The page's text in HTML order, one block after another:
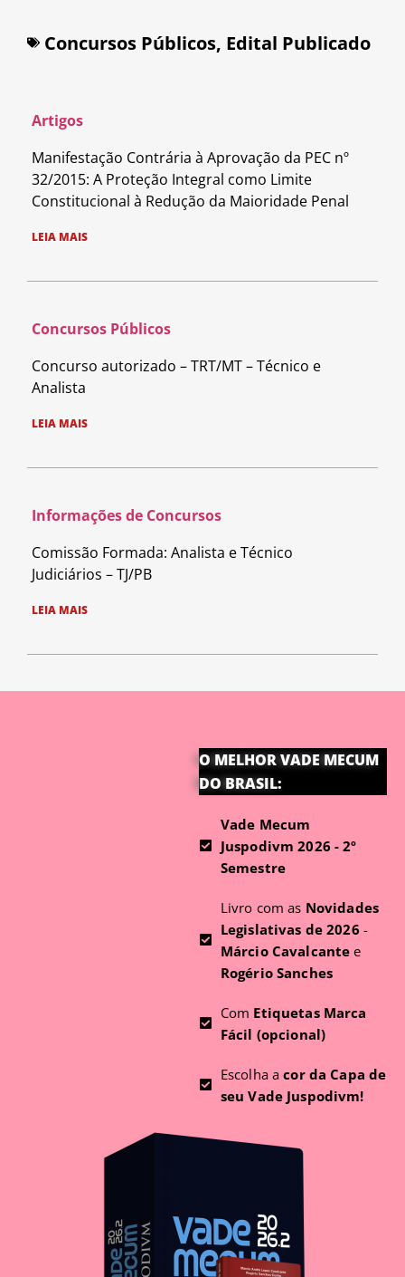
Concursos Públicos, Edital Publicado
Artigos
Manifestação Contrária à Aprovação da PEC nº
32/2015: A Proteção Integral como Limite
Constitucional à Redução da Maioridade Penal
LEIA MAIS
Concursos Públicos
Concurso autorizado – TRT/MT – Técnico e
Analista
LEIA MAIS
Informações de Concursos
Comissão Formada: Analista e Técnico
Judiciários – TJ/PB
LEIA MAIS
O MELHOR VADE MECUM
DO BRASIL:
Vade Mecum
Juspodivm 2026 - 2º
Semestre
Livro com as Novidades
Legislativas de 2026 -
Márcio Cavalcante e
Rogério Sanches
Com Etiquetas Marca
Fácil (opcional)
Escolha acor da Capa de
seu Vade Juspodivm!